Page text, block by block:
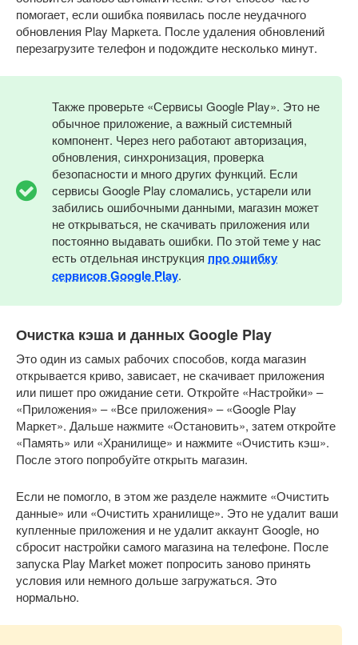
помогает, если ошибка появилась после неудачного
обновления Play Маркета. После удаления обновлений
перезагрузите телефон и подождите несколько минут.
Также проверьте «Сервисы Google Play». Это не
обычное приложение, а важный системный
компонент. Через него работают авторизация,
обновления, синхронизация, проверка
безопасности и много других функций. Если
сервисы Google Play сломались, устарели или
забились ошибочными данными, магазин может
не открываться, не скачивать приложения или
постоянно выдавать ошибки. По этой теме у нас
есть отдельная инструкция про ошибку
сервисов Google Play.
Очистка кэша и данных Google Play
Это один из самых рабочих способов, когда магазин
открывается криво, зависает, не скачивает приложения
или пишет про ожидание сети. Откройте «Настройки» –
«Приложения» – «Все приложения» – «Google Play
Маркет». Дальше нажмите «Остановить», затем откройте
«Память» или «Хранилище» и нажмите «Очистить кэш».
После этого попробуйте открыть магазин.
Если не помогло, в этом же разделе нажмите «Очистить
данные» или «Очистить хранилище». Это не удалит ваши
купленные приложения и не удалит аккаунт Google, но
сбросит настройки самого магазина на телефоне. После
запуска Play Market может попросить заново принять
условия или немного дольше загружаться. Это
нормально.